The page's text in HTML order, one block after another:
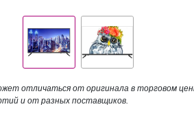
отличаться от оригинала в торговом
и от разных поставщиков.